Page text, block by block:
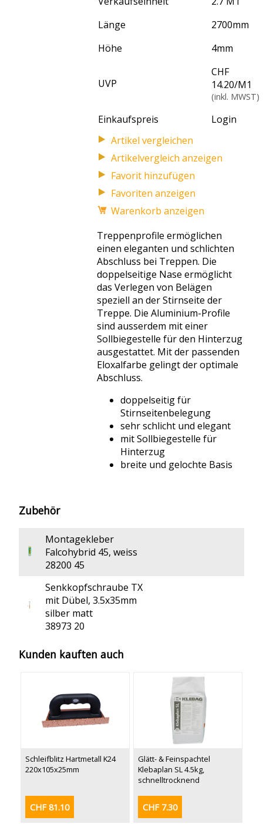
Länge
2700mm
Höhe
4mm
UVP
CHF
14.20/M1
(inkl. MWST)
Einkaufspreis Login
Artikelvergleich anzeigen
Favoriten anzeigen
Warenkorb anzeigen
Treppenprofile ermöglichen
einen eleganten und schlichten
Abschluss bei Treppen. Die
doppelseitige Nase ermöglicht
das Verlegen von Belägen
speziell an der Stirnseite der
Treppe. Die Aluminium-Profile
sind ausserdem mit einer
Sollbiegestelle für den Hinterzug
ausgestattet. Mit der passenden
Eloxalfarbe gelingt der optimale
Abschluss.
doppelseitig für
Stirnseitenbelegung
sehr schlicht und elegant
mit Sollbiegestelle für
Hinterzug
breite und gelochte Basis
Zubehör
Montagekleber
Falcohybrid 45, weiss
28200 45
Senkkopfschraube TX
mit Dübel, 3.5x35mm
silber matt
38973 20
Kunden kauften auch
Schleifblitz Hartmetall K24
220x105x25mm
CHF 81.10
Glätt- & Feinspachtel
Klebaplan SL 4.5kg,
schnelltrocknend
CHF 7.30